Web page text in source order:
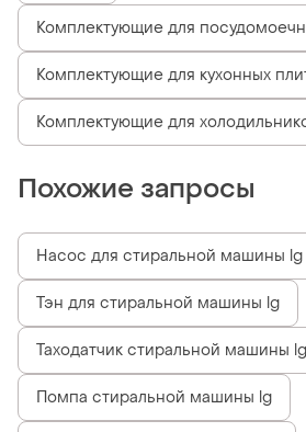
Комплектующие для
Комплектующие для кухонных
Комплектующие для
Похожие запросы
Насос для стиральной машины lg
Тэн для стиральной машины lg
Таходатчик стиральной машины lg
Помпа стиральной машины lg